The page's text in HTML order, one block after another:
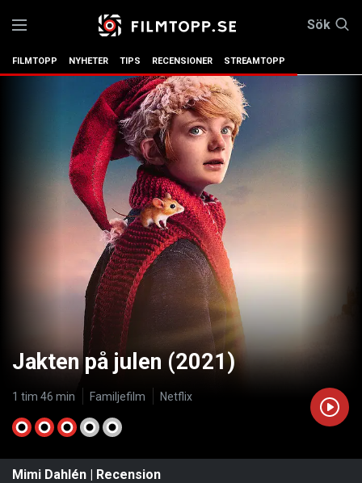
Sök
FILMTOPP NYHETER TIPS RECENSIONER STREAMTOPP
Jakten på julen (2021)
1 tim 46 min Familjefilm Netflix
Mimi Dahlén | Recension